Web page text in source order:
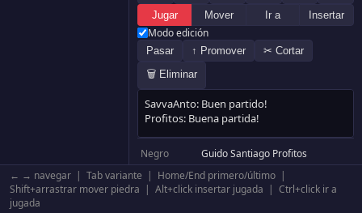
Jugar Mover Ir a Insertar
Modo edición
Pasar ↑ Promover
✂ Cortar
🗑 Eliminar
Negro
Guido Santiago Profitos
Blanco
Savva Antoniuk
Resultado
Blanco +4.5
← → navegar | Tab variante | Home/End primero/último |
Shift+arrastrar mover piedra | Alt+click insertar jugada | Ctrl+click ir a
jugada